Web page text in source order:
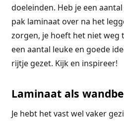
doeleinden. Heb je een
pak laminaat over na het
zorgen, je hoeft het niet weg
een aantal leuke en goede
rijtje gezet. Kijk en inspireer!
Laminaat als
Je hebt het vast wel vaker